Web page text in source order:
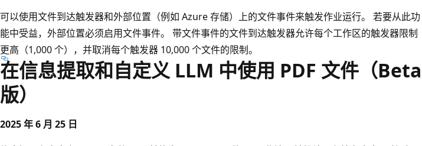
可以使用文件到达触发器和外部位置（例如 Azure 存储）上的文件事件来触发作业运行。 若要从此功
能中受益，外部位置必须启用文件事件。 带文件事件的文件到达触发器允许每个工作区的触发器限制
更高（1,000 个），并取消每个触发器 10,000 个文件的限制。
在信息提取和自定义 LLM 中使用 PDF 文件（Beta
版）
2025 年 6 月 25 日